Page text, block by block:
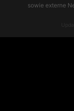
sowie externe